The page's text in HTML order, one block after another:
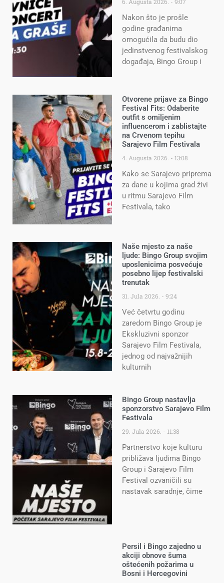
Nakon što je prošle
godine građanima
omogućila da budu dio
jedinstvenog festivalskog
događaja, Bingo Group i
Otvorene prijave za Bingo
Festival Fits: Odaberite
outfit s omiljenim
influencerom i zablistajte
na Crvenom tepihu
Sarajevo Film Festivala
4. Augusta 2026. 13:08
Kako se Sarajevo priprema
za dane u kojima grad živi
u ritmu Sarajevo Film
Festivala, tako
Naše mjesto za naše
ljude: Bingo Group svojim
uposlenicima posvećuje
posebno lijep festivalski
trenutak
31. Jula 2026. 9:24
Već četvrtu godinu
zaredom Bingo Group je
Ekskluzivni sponzor
Sarajevo Film Festivala,
jednog od najvažnijih
kulturnih
Bingo Group nastavlja
sponzorstvo Sarajevo Film
Festivala
29. Jula 2026. 11:38
Partnerstvo koje kulturu
približava ljudima Bingo
Group i Sarajevo Film
Festival ozvaničili su
nastavak saradnje, čime
Persil i Bingo zajedno u
akciji obnove šuma
oštećenih požarima u
Bosni i Hercegovini